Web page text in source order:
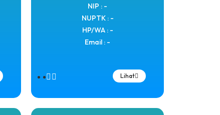
NIP : -
NUPTK : -
HP/WA : -
Email : -
Lihat